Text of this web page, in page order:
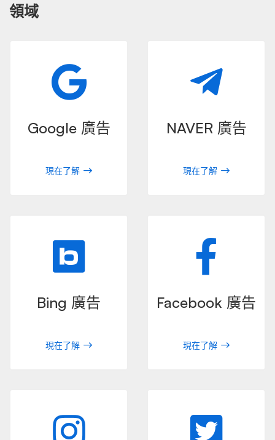
領域
Google 廣告
現在了解
NAVER 廣告
現在了解
Bing 廣告
現在了解
Facebook 廣告
現在了解